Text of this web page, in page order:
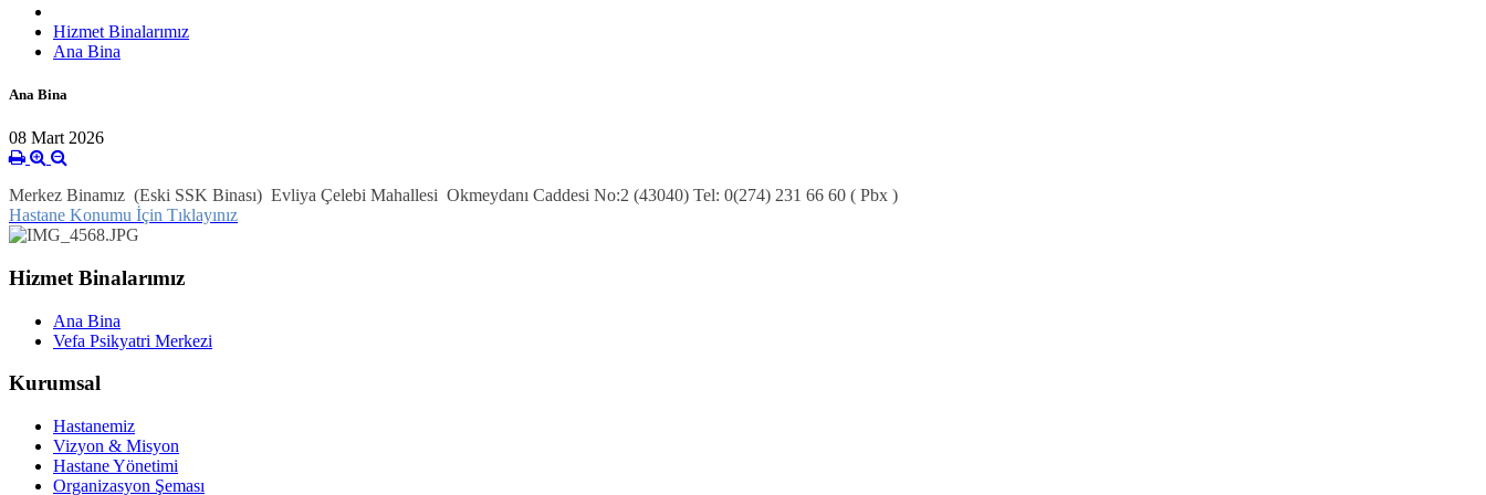
Hizmet Binalarımız
Ana Bina
Ana Bina
08 Mart 2026
Merkez Binamız (Eski SSK Binası) Evliya Çelebi Mahallesi Okmeydanı Caddesi No:2 (43040) Tel: 0(274) 231 66 60 ( Pbx )
Hastane Konumu İçin Tıklayınız
Hizmet Binalarımız
Ana Bina
Vefa Psikyatri Merkezi
Kurumsal
Hastanemiz
Vizyon & Misyon
Hastane Yönetimi
Organizasyon Şeması